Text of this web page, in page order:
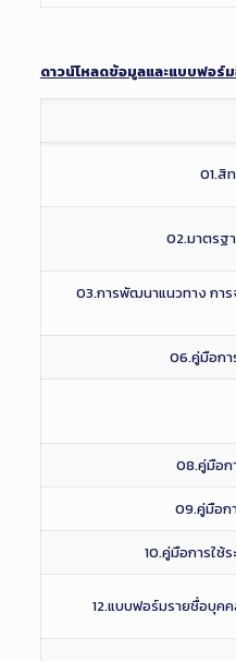
ดาวน์โหลดข้อมูลและแบบฟอร์
01.สิ
02.มาตรฐ
03.การพัฒนาแนวทาง กา
06.คู่มือกา
08.คู่มือก
09.คู่มือก
10.คู่มือการใช้
12.แบบฟอร์มรายชื่อบุค